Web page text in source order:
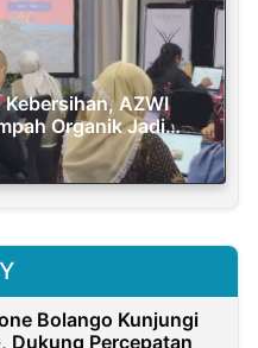
AZWI
Organik Jadi
Bolango Kunjungi
Dukung Percepatan